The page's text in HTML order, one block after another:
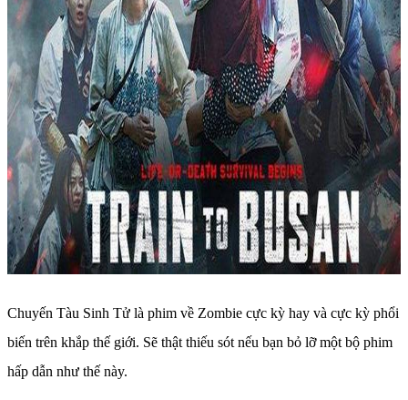
Chuyến Tàu Sinh Tử là phim về Zombie cực kỳ hay và cực kỳ phổi
biến trên khắp thế giới. Sẽ thật thiếu sót nếu bạn bỏ lỡ một bộ phim
hấp dẫn như thế này.